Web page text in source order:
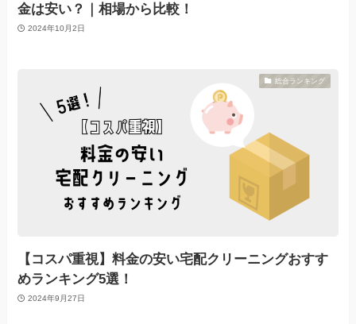
金は安い？｜相場から比較！
2024年10月2日
総合ランキング
【コスパ重視】料金の安い宅配クリーニングおすす
めランキング5選！
2024年9月27日